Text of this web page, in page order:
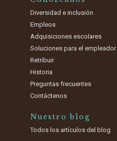
Diversidad e inclusión
Empleos
Adquisiciones escolares
Soluciones para el empleador
Retribuir
Historia
Preguntas frecuentes
Contáctenos
Nuestro blog
Todos los artículos del blog